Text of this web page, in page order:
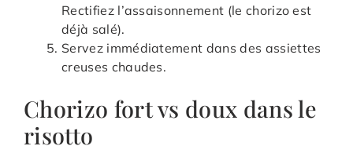
Rectifiez l’assaisonnement (le chorizo est
déjà salé).
Servez immédiatement dans des assiettes
creuses chaudes.
Chorizo fort vs doux dans le
risotto